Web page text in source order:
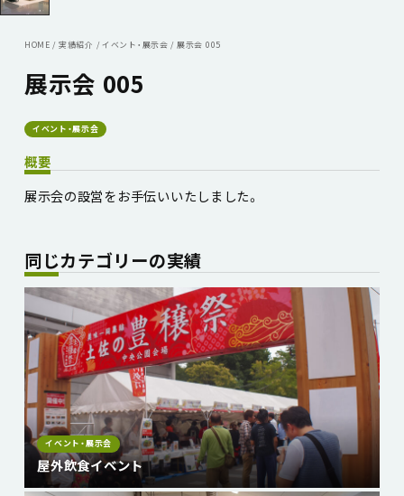
HOME / 実績紹介 / イベント・展示会 / 展示会 005
展示会 005
イベント・展示会
概要
展示会の設営をお手伝いいたしました。
同じカテゴリーの実績
イベント・展示会
屋外飲食イベント